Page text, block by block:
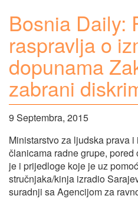
Bosnia Daily:
raspravlja o
dopunama
zabrani
9 Septembra, 2015
Ministarstvo za ljudska prava
članicama radne grupe,
je i prijedloge koje je uz
stručnjaka/kinja izradio
suradnji sa Agencijom za